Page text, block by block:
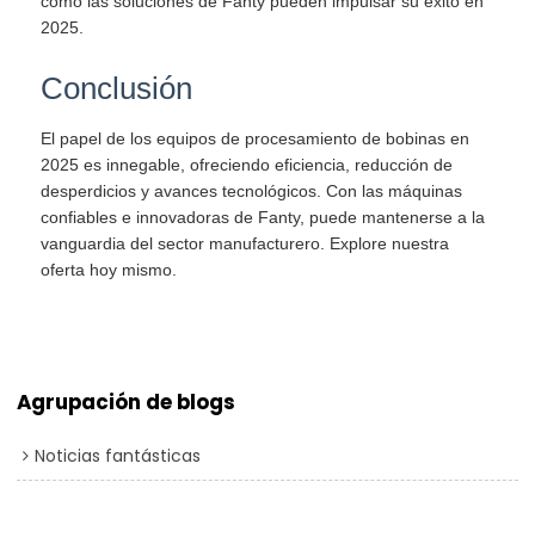
2025.
Conclusión
El papel de los equipos de procesamiento de bobinas en
2025 es innegable, ofreciendo eficiencia, reducción de
desperdicios y avances tecnológicos. Con las máquinas
confiables e innovadoras de Fanty, puede mantenerse a la
vanguardia del sector manufacturero. Explore nuestra
oferta hoy mismo.
Agrupación de blogs
Noticias fantásticas